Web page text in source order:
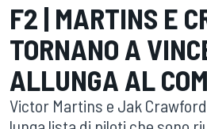
F2 | MARTINS E
TORNANO A
ALLUNGA AL
Victor Martins e Jak